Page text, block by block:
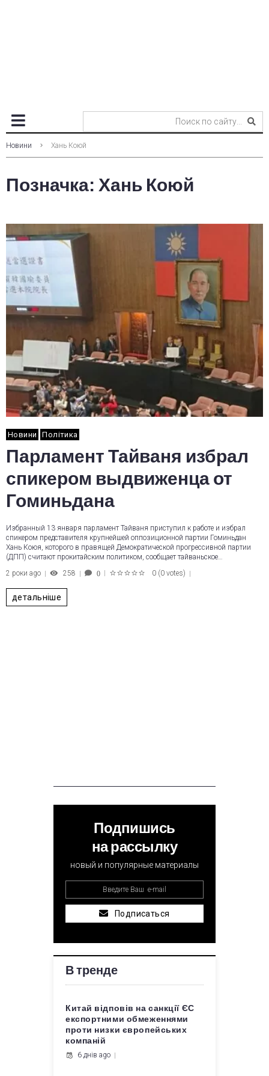
Новини Хань Коюй
Позначка: Хань Коюй
Новини Політика
Парламент Тайваня избрал
спикером выдвиженца от
Гоминьдана
Избранный 13 января парламент Тайваня приступил к работе и избрал
спикером представителя крупнейшей оппозиционной партии Гоминьдан
Хань Коюя, которого в правящей Демократической прогрессивной партии
(ДПП) считают прокитайским политиком, сообщает тайваньское…
2 роки ago
258 0 0 (0 votes)
детальніше
Подпишись
на рассылку
новый и популярные материалы
Подписаться
В тренде
Китай відповів на санкції ЄС
експортними обмеженнями
проти низки європейських
компаній
6 днів ago